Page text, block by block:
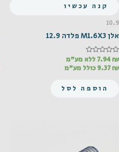
קנה עכשיו
10.9
אלן M1.6X3 פלדה 12.9
דורג
מתוך
7.94₪
ללא מע"מ
9.37₪ כולל מע"מ
הוספה לסל